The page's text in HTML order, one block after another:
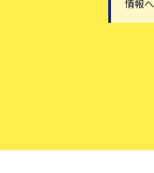
情報